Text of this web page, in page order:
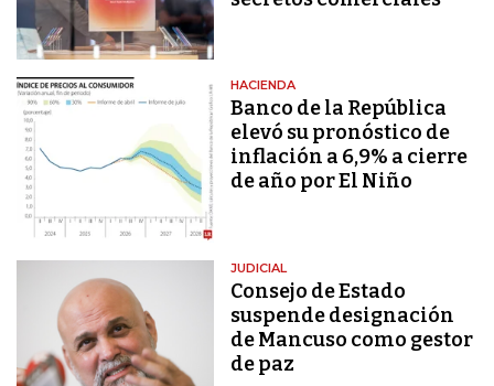
HACIENDA
Banco de la República
elevó su pronóstico de
inflación a 6,9% a cierre
de año por El Niño
JUDICIAL
Consejo de Estado
suspende designación
de Mancuso como gestor
de paz